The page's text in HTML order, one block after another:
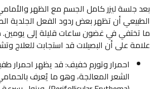
بعد جلسة ليزر كامل الجسم مع الظهر
الطبيعي أن تظهر بعض ردود الفعل الجلدية
ما تختفي في غضون ساعات قليلة إلى يومين.
علامة على أن البصيلات قد استجابت للعلاج
احمرار وتورم خفيف: قد يظهر احمرار
الشعر المعالجة، وهو ما يُعرف